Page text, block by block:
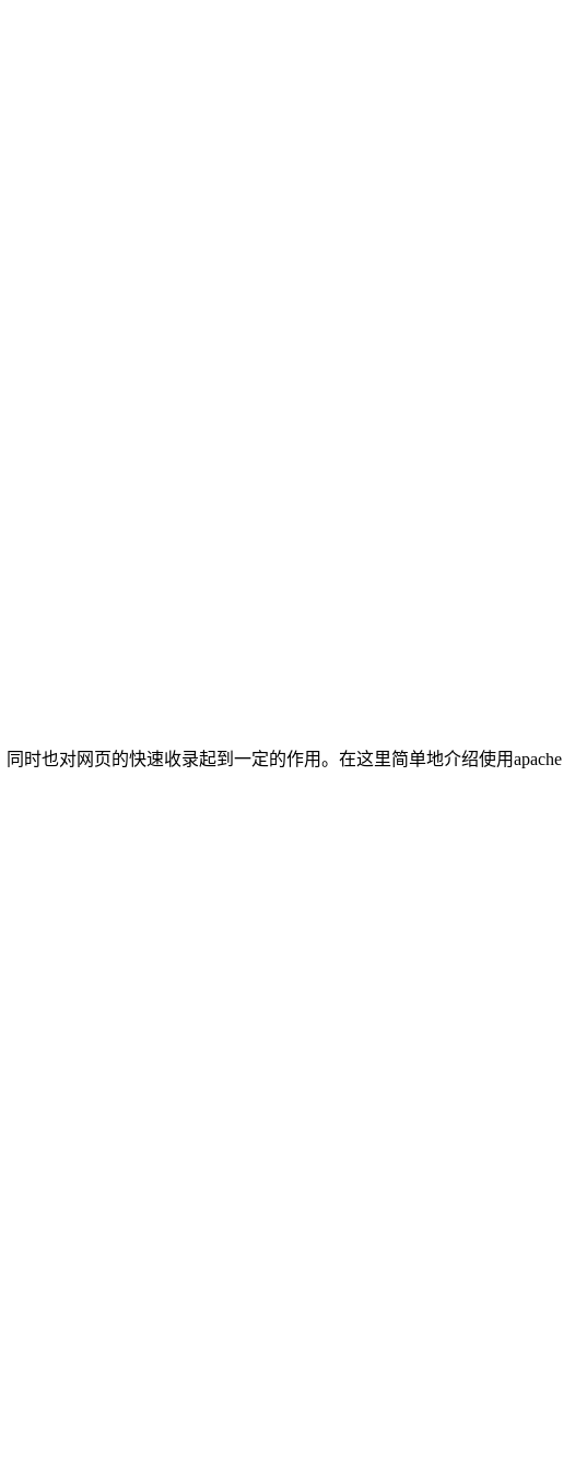
时也对网页的快速收录起到一定的作用。在这里简单地介绍使用apache